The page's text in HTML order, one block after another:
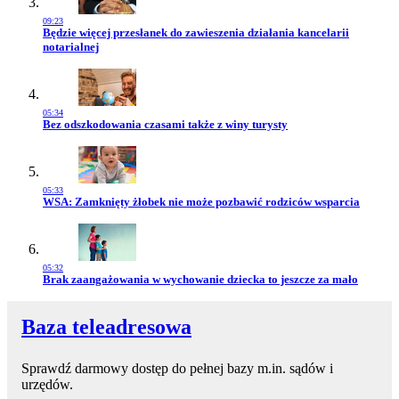
09:23
Przejdź do artykułu:
Będzie więcej przesłanek do zawieszenia działania kancelarii
notarialnej
05:34
Przejdź do artykułu:
Bez odszkodowania czasami także z winy turysty
05:33
Przejdź do artykułu:
WSA: Zamknięty żłobek nie może pozbawić rodziców wsparcia
05:32
Przejdź do artykułu:
Brak zaangażowania w wychowanie dziecka to jeszcze za mało
Baza teleadresowa
Sprawdź darmowy dostęp do pełnej bazy m.in. sądów i
urzędów.